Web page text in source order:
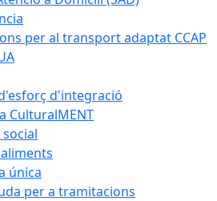
per al transport adaptat CCAP
d'integració
CulturalMENT
única
per a tramitacions